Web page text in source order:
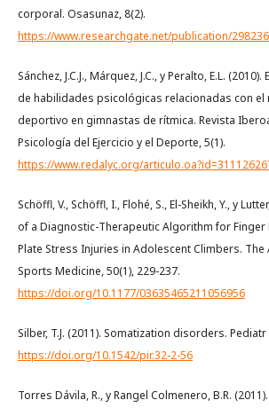
corporal. Osasunaz, 8(2).
https://www.researchgate.net/publication/
Sánchez, J.C.J., Márquez, J.C., y Peralto, E.L.
de habilidades psicológicas relacionadas con el
deportivo en gimnastas de rítmica. Revista
Psicología del Ejercicio y el Deporte, 5(1).
https://www.redalyc.org/
Schöffl, V., Schöffl, I., Flohé, S., El-Sheikh, Y., y
of a Diagnostic-Therapeutic Algorithm for Finger
Plate Stress Injuries in Adolescent Climbers. The
Sports Medicine, 50(1), 229-237.
https://doi.org/10.1177/03635465211056956
Silber, T.J. (2011). Somatization disorders. Pediatr
https://doi.org/10.1542/pir.32-2-56
Torres Dávila, R., y Rangel Colmenero, B.R.